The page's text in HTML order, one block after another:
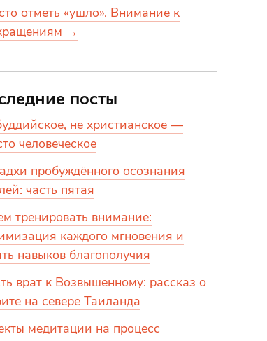
отметь «ушло». Внимание к
→
посты
не христианское —
человеческое
пробуждённого осознания
часть пятая
тренировать внимание:
каждого мгновения и
навыков благополучия
врат к Возвышенному: рассказ о
на севере Таиланда
медитации на процесс